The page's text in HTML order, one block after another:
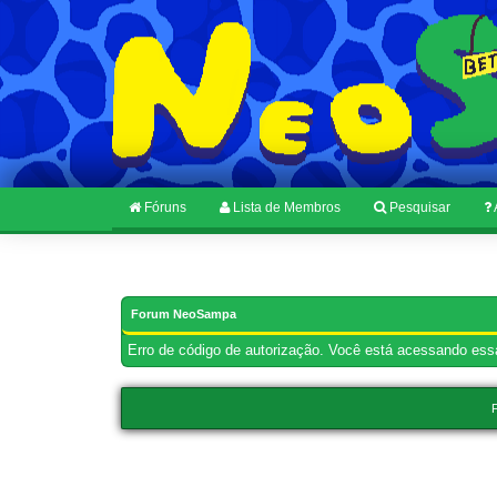
Fóruns Lista de Membros Pesquisar
Forum NeoSampa
Erro de código de autorização. Você está acessando